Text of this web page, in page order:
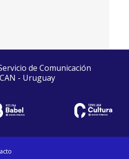
de Comunicación
- Uruguay